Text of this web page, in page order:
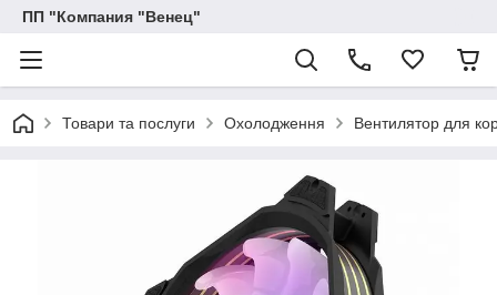
ПП "Компания "Венец"
Товари та послуги Охолодження Вентилятор для